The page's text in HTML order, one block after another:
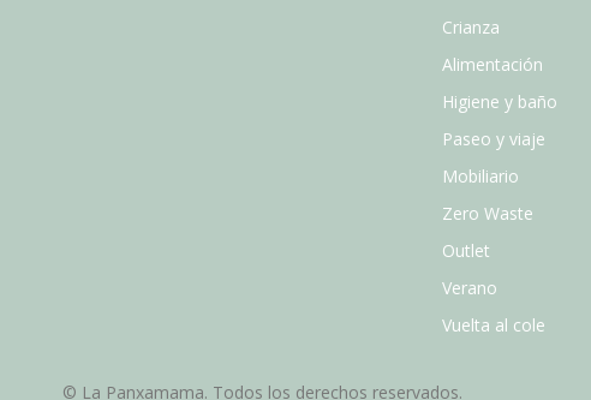
Crianza
Alimentación
Higiene y baño
Paseo y viaje
Mobiliario
Zero Waste
Outlet
Verano
Vuelta al cole
© La Panxamama. Todos los derechos reservados.